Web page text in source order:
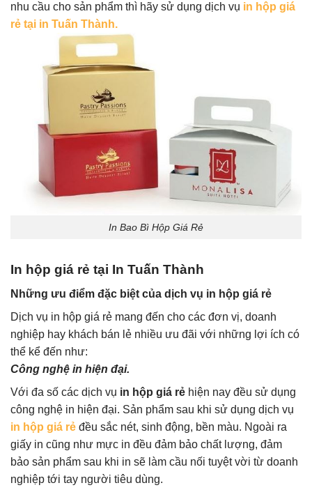
nhu cầu cho sản phẩm thì hãy sử dụng dịch vụ in hộp giá
rẻ tại in Tuấn Thành.
In Bao Bì Hộp Giá Rẻ
In hộp giá rẻ tại In Tuấn Thành
Những ưu điểm đặc biệt của dịch vụ in hộp giá rẻ
Dịch vụ in hộp giá rẻ mang đến cho các đơn vị, doanh
nghiệp hay khách bán lẻ nhiều ưu đãi với những lợi ích có
thể kể đến như:
Công nghệ in hiện đại.
Với đa số các dịch vụ in hộp giá rẻ hiện nay đều sử dụng
công nghệ in hiện đại. Sản phẩm sau khi sử dụng dịch vụ
in hộp giá rẻ đều sắc nét, sinh động, bền màu. Ngoài ra
giấy in cũng như mực in đều đảm bảo chất lượng, đảm
bảo sản phẩm sau khi in sẽ làm cầu nối tuyệt vời từ doanh
nghiệp tới tay người tiêu dùng.